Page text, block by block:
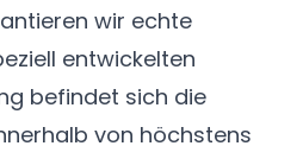
wir echte
entwickelten
befindet sich die
von höchstens